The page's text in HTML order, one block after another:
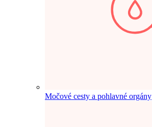
Močové cesty a pohlavné orgány